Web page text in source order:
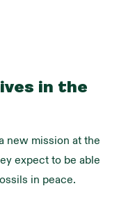
in the
new mission at the
expect to be able
in peace.